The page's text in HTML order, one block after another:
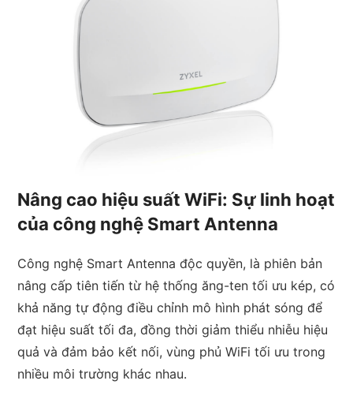
Nâng cao hiệu suất WiFi: Sự linh hoạt
của công nghệ Smart Antenna
Công nghệ Smart Antenna độc quyền, là phiên bản
nâng cấp tiên tiến từ hệ thống ăng-ten tối ưu kép, có
khả năng tự động điều chỉnh mô hình phát sóng để
đạt hiệu suất tối đa, đồng thời giảm thiểu nhiễu hiệu
quả và đảm bảo kết nối, vùng phủ WiFi tối ưu trong
nhiều môi trường khác nhau.